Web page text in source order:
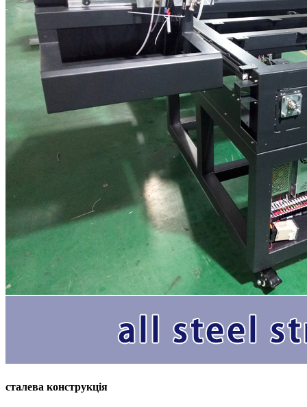
сталева конструкція